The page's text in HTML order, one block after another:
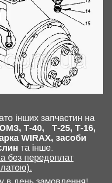
інших запчастин на
Т-40,
Т-25, Т-16,
WIRAX, засоби
та інше.
без передоплат